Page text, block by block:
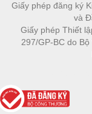
Giấy phép đăng ký
và
Giấy phép Thiết
297/GP-BC do